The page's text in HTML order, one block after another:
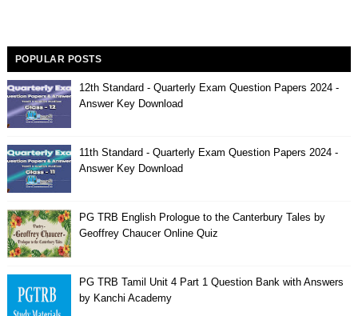
POPULAR POSTS
12th Standard - Quarterly Exam Question Papers 2024 -
Answer Key Download
11th Standard - Quarterly Exam Question Papers 2024 -
Answer Key Download
PG TRB English Prologue to the Canterbury Tales by
Geoffrey Chaucer Online Quiz
PG TRB Tamil Unit 4 Part 1 Question Bank with Answers
by Kanchi Academy